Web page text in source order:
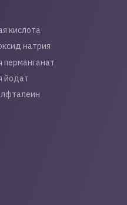
кислота
натрия
перманганат
йодат